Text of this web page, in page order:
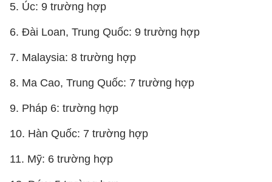
5. Úc: 9 trường hợp
6. Đài Loan, Trung Quốc: 9 trường hợp
7. Malaysia: 8 trường hợp
8. Ma Cao, Trung Quốc: 7 trường hợp
9. Pháp 6: trường hợp
10. Hàn Quốc: 7 trường hợp
11. Mỹ: 6 trường hợp